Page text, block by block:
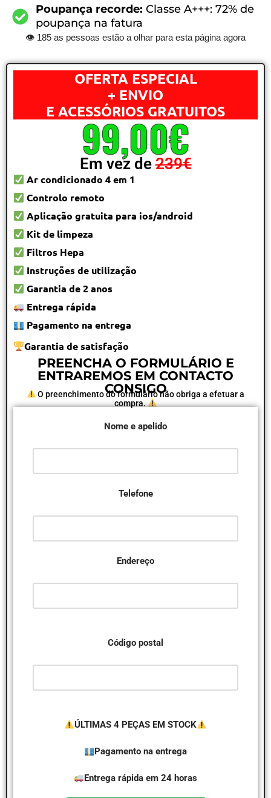
Poupança recorde: Classe A+++: 72% de
poupança na fatura
👁 185 as pessoas estão a olhar para esta página agora
OFERTA ESPECIAL
+ ENVIO
E ACESSÓRIOS GRATUITOS
99,00€
Em vez de239€
Ar condicionado 4 em 1
Controlo remoto
Aplicação gratuita para ios/android
Kit de limpeza
Filtros Hepa
Instruções de utilização
Garantia de 2 anos
Entrega rápida
Pagamento na entrega
Garantia de satisfação
PREENCHA O FORMULÁRIO E
ENTRAREMOS EM CONTACTO
CONSIGO
O preenchimento do formulário não obriga a efetuar a
compra.
Nome e apelido
Telefone
Endereço
Código postal
ÚLTIMAS 4 PEÇAS EM STOCK
Pagamento na entrega
Entrega rápida em 24 horas